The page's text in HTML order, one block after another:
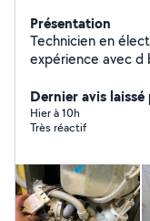
Présentation
Technicien en
expérience avec d
lave vaisselle -four
cuisson (gaz -
Si je ne réponds
Dernier avis
Hier à 10h
Très réactif